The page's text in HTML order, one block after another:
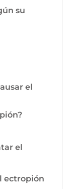
su
el
el
ectropión